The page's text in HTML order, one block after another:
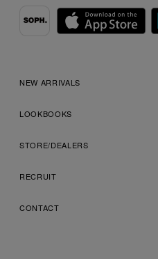
NEW ARRIVALS
LOOKBOOKS
STORE/DEALERS
RECRUIT
CONTACT